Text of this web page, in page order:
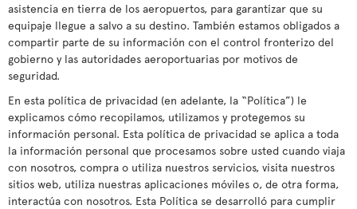
asistencia en tierra de los aeropuertos, para garantizar que su
equipaje llegue a salvo a su destino. También estamos obligados a
compartir parte de su información con el control fronterizo del
gobierno y las autoridades aeroportuarias por motivos de
seguridad.
En esta política de privacidad (en adelante, la “Política”) le
explicamos cómo recopilamos, utilizamos y protegemos su
información personal. Esta política de privacidad se aplica a toda
la información personal que procesamos sobre usted cuando viaja
con nosotros, compra o utiliza nuestros servicios, visita nuestros
sitios web, utiliza nuestras aplicaciones móviles o, de otra forma,
interactúa con nosotros. Esta Política se desarrolló para cumplir